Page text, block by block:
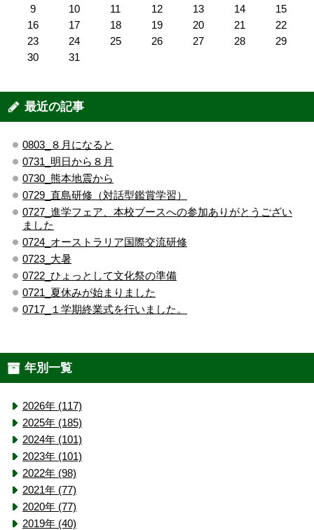
9
10 11 12 13 14
15
16
17 18 19 20 21
22
23
24 25 26 27 28
29
30
31
最近の記事
0803_８月になると
0731_明日から８月
0730_熊本地震から
0729_直島研修（対話型鑑賞学習）
0727_進学フェア、本校ブースへの参加ありがとうござい
ました
0724_オーストラリア国際交流研修
0723_大暑
0722_ひょっとして文化祭の準備
0721_夏休みが始まりました
0717_１学期終業式を行いました。
年別一覧
2026年 (117)
2025年 (185)
2024年 (101)
2023年 (101)
2022年 (98)
2021年 (77)
2020年 (77)
2019年 (40)